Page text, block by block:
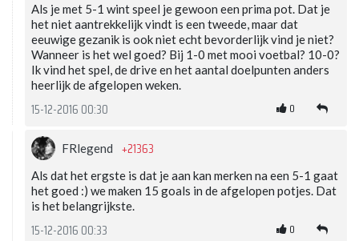
Als je met 5-1 wint speel je gewoon een prima pot. Dat je
het niet aantrekkelijk vindt is een tweede, maar dat
eeuwige gezanik is ook niet echt bevorderlijk vind je niet?
Wanneer is het wel goed? Bij 1-0 met mooi voetbal? 10-0?
Ik vind het spel, de drive en het aantal doelpunten anders
heerlijk de afgelopen weken.
15-12-2016 00:30 0
FRlegend +21363
Als dat het ergste is dat je aan kan merken na een 5-1 gaat
het goed :) we maken 15 goals in de afgelopen potjes. Dat
is het belangrijkste.
15-12-2016 00:33 0